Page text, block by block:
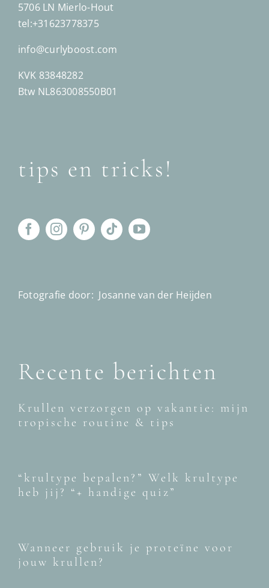
5706 LN Mierlo-Hout
tel:+31623778375
info@curlyboost.com
KVK 83848282
Btw NL863008550B01
tips en tricks!
Fotografie door: Josanne van der Heijden
Recente berichten
Krullen verzorgen op vakantie: mijn
tropische routine & tips
“krultype bepalen?” Welk krultype
heb jij? “+ handige quiz”
Wanneer gebruik je proteïne voor
jouw krullen?